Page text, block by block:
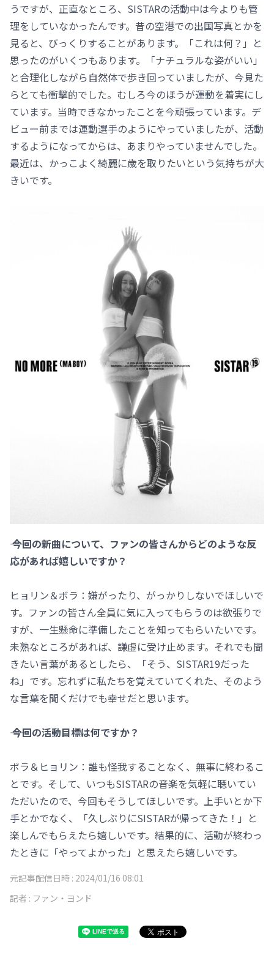
うですが、正直なところ、SISTARの活動中は今よりも管
理をしていなかったんです。昔の空港での出国写真とかを
見ると、びっくりすることがあります。「これは何？」と
思ったのがいくつもあります。「ナチュラルな姿がいい」
と合理化しながら自然体で歩き回っていましたが、今見た
らとても衝撃的でした。むしろ今のほうが運動を着実にし
ています。当時できなかったことを今頑張っています。デ
ビュー前までは運動選手のようにやっていましたが、活動
するようになってからは、あまりやっていませんでした。
最近は、かっこよく綺麗に歳を取りたいという気持ちが大
きいです。
―― 今回の新曲について、ファンの皆さんからどのような反
応があれば嬉しいですか？
ヒョリン＆ボラ：嫌がったり、がっかりしないでほしいで
す。ファンの皆さん全員に気に入ってもらうのは欲張りで
すが、一生懸命に準備したことを知ってもらいたいです。
未熟なところがあれば、謙虚に受け止めます。それでも聞
きたい言葉があるとしたら、「そう、SISTAR19だった
ね」です。忘れずに私たちを覚えていてくれた、そのよう
な言葉を聞くだけでも幸せだと思います。
―― 今回の活動目標は何ですか？
ボラ＆ヒョリン：誰も怪我することなく、無事に終わるこ
とです。そして、いつもSISTARの音楽を気軽に聴いてい
ただいたので、今回もそうしてほしいです。上手いとか下
手とかでなく、「久しぶりにSISTARが帰ってきた！」と
楽しんでもらえたら嬉しいです。結果的に、活動が終わっ
たときに「やってよかった」と思えたら嬉しいです。
元記事配信日時 : 2024/01/16 08:01
記者 : ファン・ヨンド